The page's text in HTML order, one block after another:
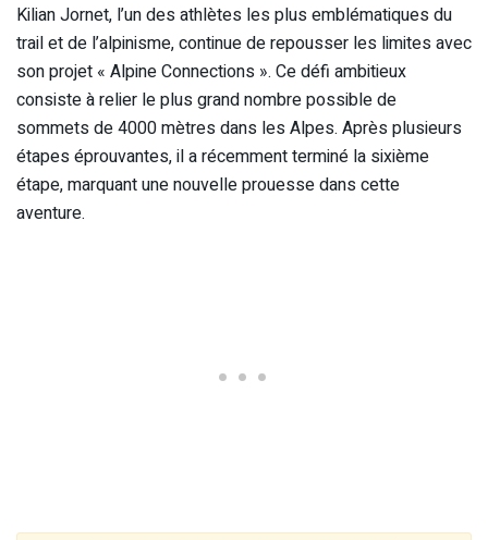
Kilian Jornet, l’un des athlètes les plus emblématiques du
trail et de l’alpinisme, continue de repousser les limites avec
son projet « Alpine Connections ». Ce défi ambitieux
consiste à relier le plus grand nombre possible de
sommets de 4000 mètres dans les Alpes. Après plusieurs
étapes éprouvantes, il a récemment terminé la sixième
étape, marquant une nouvelle prouesse dans cette
aventure.